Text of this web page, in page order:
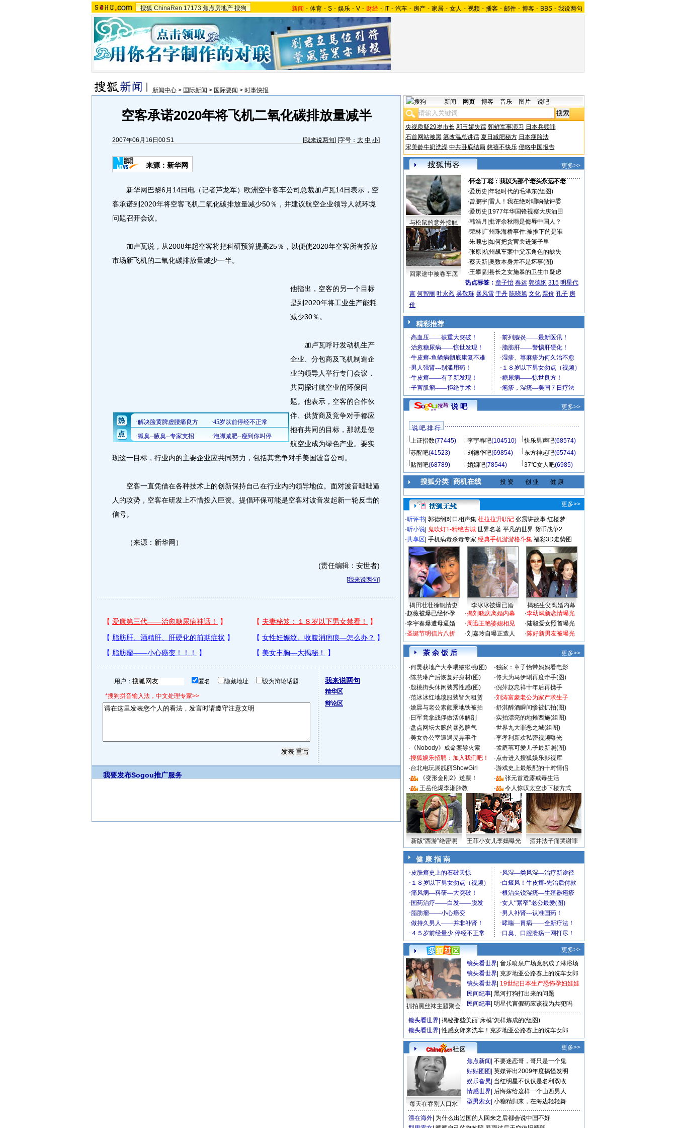
搜狐 ChinaRen 17173 焦点房地产 搜狗 新闻 - 体育 - S - 娱乐 - V - 财经 - IT - 汽车 - 房产 - 家居 - 女人 - 视频 - 播客 - 邮件 - 博客 - BBS - 我说两句
新闻中心 > 国际新闻 > 国际要闻 > 时事快报
空客承诺2020年将飞机二氧化碳排放量减半
2007年06月16日00:51 [我来说两句] [字号： 大 中 小]
来源：新华网
新华网巴黎6月14日电（记者芦龙军）欧洲空中客车公司总裁加卢瓦14日表示，空
客承诺到2020年将空客飞机二氧化碳排放量减少50％，并建议航空企业领导人就环境
问题召开会议。
加卢瓦说，从2008年起空客将把科研预算提高25％，以便使2020年空客所有投放
市场新飞机的二氧化碳排放量减少一半。
他指出，空客的另一个目标
是到2020年将工业生产能耗
减少30％。
加卢瓦呼吁发动机生产
企业、分包商及飞机制造企
业的领导人举行专门会议，
共同探讨航空业的环保问
题。他表示，空客的合作伙
伴、供货商及竞争对手都应
抱有共同的目标，那就是使
航空业成为绿色产业。要实
现这一目标，行业内的主要企业应共同努力，包括其竞争对手美国波音公司。
空客一直凭借在各种技术上的创新保持自己在行业内的领导地位。面对波音咄咄逼
人的攻势，空客在研发上不惜投入巨资。提倡环保可能是空客对波音发起新一轮反击的
信号。
（来源：新华网）
(责任编辑：安世者)
[我来说两句]
用户： 匿名 隐藏地址 设为辩论话题
*搜狗拼音输入法，中文处理专家>>
我来说两句
精华区
辩论区
我要发布Sogou推广服务
新闻 网页 博客 音乐 图片 说吧
央视质疑29岁市长 邓玉娇失踪 朝鲜军事演习 日本兵赎罪
石首网站被黑 篡改温总讲话 夏日减肥秘方 日本瘦脸法
宋美龄牛奶洗澡 中共卧底结局 慈禧不快乐 侵略中国报告
更多>>
与松鼠的意外接触
回家途中被卷车底
·怀念丁聪：我以为那个老头永远不老
·爱历史 年轻时代的毛泽东(组图)
·曾鹏宇| 雷人！我在绝对唱响做评委
·爱历史 1977年华国锋视察大庆油田
·韩浩月 批评余秋雨是侮辱中国人？
·荣林| 广州珠海桥事件:被推下的是谁
·朱顺忠 如何把贪官关进笼子里
·张原| 杭州飙车案中父亲角色的缺失
·蔡天新| 奥数本身并不是坏事(图)
·王攀| 副县长之女施暴的卫生巾疑虑
热点标签： 章子怡 春运 郭德纲 315 明星代
言 何智丽 叶永烈 吴敬琏 暴风雪 于丹 陈晓旭 文化 票价 孔子 房
价
精彩推荐
说 吧 更多>>
说 吧 排 行
上证指数(77445) 李宇春吧(104510) 快乐男声吧(68574)
苏醒吧(41523) 刘德华吧(69854) 东方神起吧(65744)
贴图吧(68789) 婚姻吧(78544) 37℃女人吧(6985)
搜狐分类| 商机在线 投 资 创 业 健 康
更多>>
·听评书 郭德纲对口相声集 杜拉拉升职记 张震讲故事 红楼梦
·听小说 鬼吹灯1-精绝古城 世界名著 平凡的世界 货币战争2
·共享区 手机病毒杀毒专家 经典手机游游格斗集 福彩3D走势图
揭田壮壮徐帆情史 李冰冰被爆已婚
揭秘生父离婚内幕
·赵薇被爆已经怀孕
·李宇春爆遭母逼婚
·圣诞节明信片八折
·揭刘晓庆离婚内幕
·周迅王艳婆媳相见
·刘嘉玲自曝正造人
·李幼斌新恋情曝光
·陆毅爱女照首曝光
·陈好新男友被曝光
茶 余 饭 后
更多>>
·何炅获地产大亨喂猕猴桃(图) ·独家：章子怡带妈妈看电影
·陈慧琳产后恢复好身材(图) ·佟大为马伊琍再度牵手(图)
·殷桃街头休闲装秀性感(图) ·倪萍赵忠祥十年后再携手
·范冰冰红地毯服装皆为租赁 ·刘涛富豪老公为家产求生子
·姚晨与老公素颜乘地铁被拍 ·舒淇醉酒瞬间惨被抓拍(图)
· 日军竟拿战俘做活体解剖 ·实拍漂亮的地摊西施(组图)
·盘点网坛大腕的暴烈脾气 ·世界九大罪恶之城(组图)
·美女办公室遭遇灵异事件 ·李孝利新欢私密视频曝光
· 《Nobody》成命案导火索 ·孟庭苇可爱儿子最新照(图)
·搜狐娱乐招聘：加入我们吧！ ·点击进入搜狐娱乐影视库
·台北电玩展靓丽ShowGirl ·游戏史上最般配的十对情侣
·
《变形金刚2》送票！ ·
张元首透露戒毒生活
·
王岳伦爆李湘胎教 · 令人惊叹太空步下楼方式
新版“西游”绝密照 王菲小女儿李嫣曝光 酒井法子痛哭谢罪
健 康 指 南
更多>>
抓拍黑丝袜主题聚会
镜头看世界 音乐喷泉广场竟然成了淋浴场
镜头看世界 克罗地亚公路赛上的洗车女郎
镜头看世界 19世纪日本生产恐怖孕妇娃娃
民间纪事 黑河打狗打出来的问题
民间纪事 明星代言假药应该视为共犯吗
镜头看世界 揭秘那些美丽“床模”怎样炼成的(组图)
镜头看世界 性感女郎来洗车！克罗地亚公路赛上的洗车女郎
更多>>
每天在吞别人口水
焦点新闻 不要迷恋哥，哥只是一个鬼
贴贴图图 英媒评出2009年度搞怪发明
娱乐旮旯 当红明星不仅仅是名利双收
情感世界 后悔嫁给这样一个山西男人
型男索女 小糖精归来，在海边轻轻舞
漂在海外 为什么出过国的人回来之后都会说中国不好